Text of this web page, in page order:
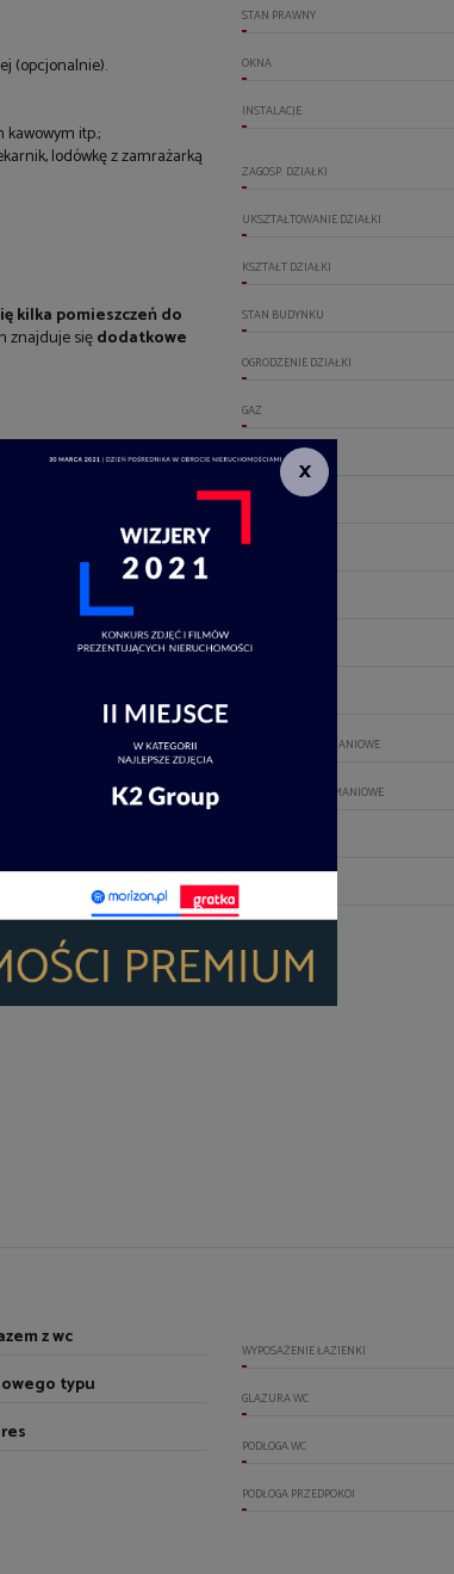
(opcjonalnie).
itp.;
lodówkę z zamrażarką
kilka pomieszczeń do
znajduje siędodatkowe
STAN PRAWNY
OKNA
INSTALACJE
ZAGOSP. DZIAŁKI
UKSZTAŁTOWANIE DZIAŁKI
KSZTAŁT DZIAŁKI
STAN BUDYNKU
OGRODZENIE DZIAŁKI
GAZ
WODA
UMEBLOWANIE
DRZWI ANTYWŁAMANIOWE
ROLETY ANTYWŁAMANIOWE
z wc
typu
WYPOSAŻENIE ŁAZIENKI
GLAZURA WC
PODŁOGA WC
PODŁOGA PRZEDPOKOI
×